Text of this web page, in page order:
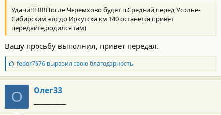
и
:
Удачи!!!!!!!!После Черемхово будет п.Средний,перед Усолье-
Сибирским,это до Иркутска км 140 останется,привет
передайте,родился там)
Вашу просьбу выполнил, привет передал.
Б
л
а
г
о
д
а
fedor7676выразил свою благодарность
О Олег33